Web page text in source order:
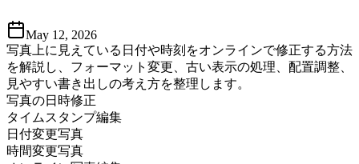
May 12, 2026
写真上に見えている日付や時刻をオンラインで修正する方法
を解説し、フォーマット変更、古い表示の処理、配置調整、
見やすい書き出しの考え方を整理します。
写真の日時修正
タイムスタンプ編集
日付変更写真
時間変更写真